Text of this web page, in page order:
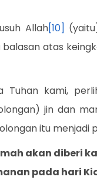
Allah[10]
balasan atas
Tuhan kami,
jin dan
itu menjadi
akan diberi
pada hari